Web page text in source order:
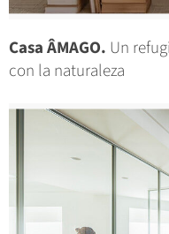
Casa ÂMAGO. Un
con la naturaleza